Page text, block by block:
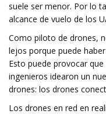
suele ser menor. Por lo
alcance de vuelo de los
Como piloto de drones,
lejos porque puede
Esto puede provocar
ingenieros idearon un
drones: los drones
Los drones en red en